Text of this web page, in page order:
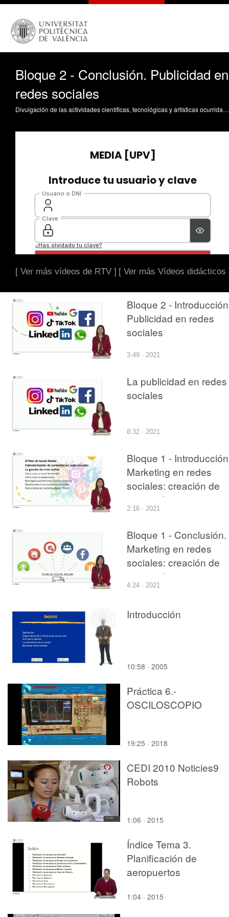
Bloque 2 - Conclusión. Publicidad en
redes sociales
Divulgación de las actividades científicas, tecnológicas y artísticas ocurridas en los tres campus de la UPV
[ Ver más vídeos de RTV ] [ Ver más Vídeos didácticos
Bloque 2 -
Publicidad en redes
sociales
3:49 · 2021
La publicidad en redes
sociales
8:32 · 2021
Bloque 1 -
Marketing en redes
sociales: creación de
contenido
2:16 · 2021
Bloque 1 - Conclusión.
Marketing en redes
sociales: creación de
contenido
4:24 · 2021
Introducción
10:58 · 2005
Práctica 6.-
OSCILOSCOPIO
19:25 · 2018
CEDI 2010 Noticies9
Robots
1:06 · 2015
Índice Tema 3.
Planificación de
aeropuertos
1:04 · 2015